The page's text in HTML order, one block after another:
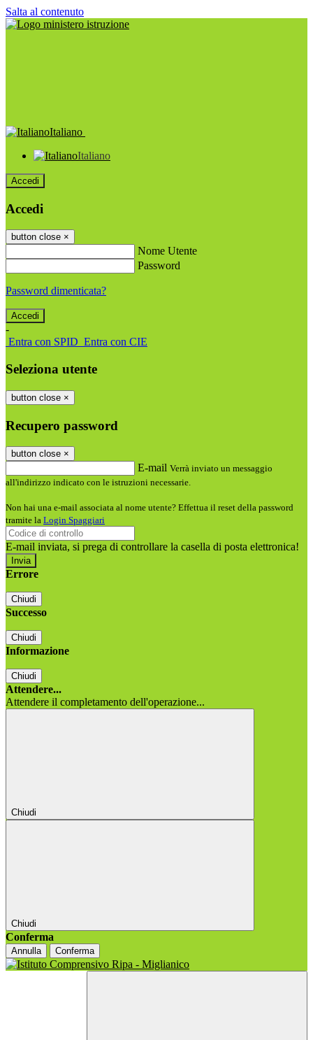
Salta al contenuto
Italiano
Italiano
Accedi
Accedi
button close ×
Nome Utente
Password
Password dimenticata?
-
Entra con SPID Entra con CIE
Seleziona utente
button close ×
Recupero password
button close ×
E-mail Verrà inviato un messaggio
all'indirizzo indicato con le istruzioni necessarie.
Non hai una e-mail associata al nome utente? Effettua il reset della password
tramite la Login Spaggiari
E-mail inviata, si prega di controllare la casella di posta elettronica!
Errore
Chiudi
Successo
Chiudi
Informazione
Chiudi
Attendere...
Attendere il completamento dell'operazione...
Chiudi
Chiudi
Conferma
Annulla Conferma